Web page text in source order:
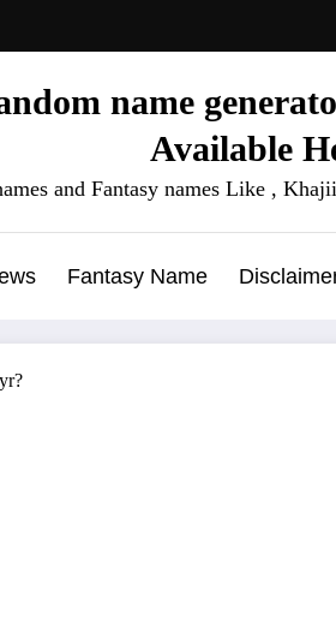
name
Available
and Fantasy names Like ,
Fantasy Name